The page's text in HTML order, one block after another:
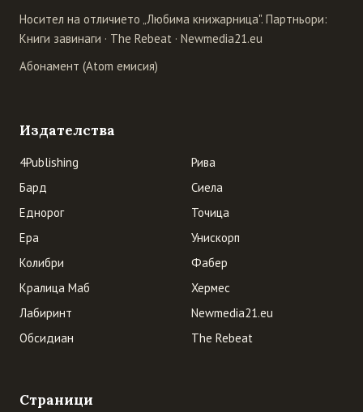
Носител на отличието „Любима книжарница". Партньори:
Книги завинаги · The Rebeat · Newmedia21.eu
Абонамент (Atom емисия)
Издателства
4Publishing
Бард
Еднорог
Ера
Колибри
Кралица Маб
Лабиринт
Обсидиан
Рива
Сиела
Точица
Унискорп
Фабер
Хермес
Newmedia21.eu
The Rebeat
Страници